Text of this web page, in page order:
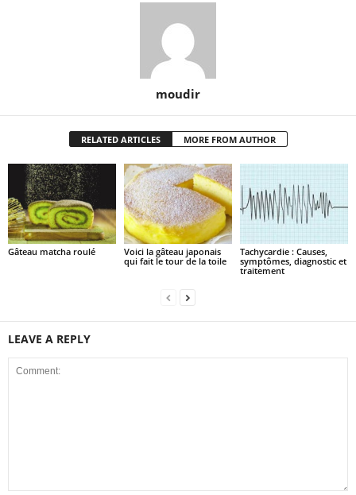
moudir
RELATED ARTICLES MORE FROM AUTHOR
Gâteau matcha roulé
Voici la gâteau japonais
qui fait le tour de la toile
Tachycardie : Causes,
symptômes, diagnostic et
traitement
LEAVE A REPLY